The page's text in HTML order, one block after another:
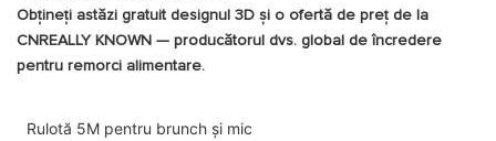
Obțineți astăzi gratuit designul 3D și o ofertă de preț de la
CNREALLY KNOWN — producătorul dvs. global de încredere
pentru remorci alimentare.
Rulotă 5M pentru brunch și mic